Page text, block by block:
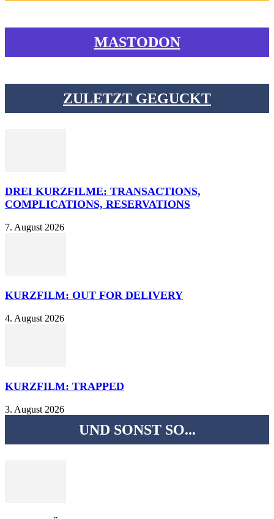
MASTODON
ZULETZT GEGUCKT
DREI KURZFILME: TRANSACTIONS,
COMPLICATIONS, RESERVATIONS
7. August 2026
KURZFILM: OUT FOR DELIVERY
4. August 2026
KURZFILM: TRAPPED
3. August 2026
UND SONST SO...